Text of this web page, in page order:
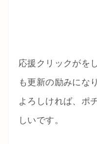
応援クリックがを
も更新の励みにな
よろしければ、ポ
しいです。